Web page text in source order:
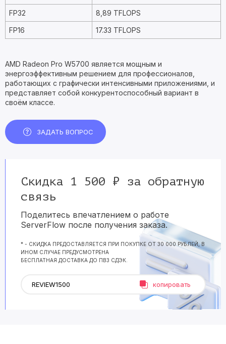
FP32
8,89 TFLOPS
FP16
17.33 TFLOPS
AMD Radeon Pro W5700 является мощным и
энергоэффективным решением для профессионалов,
работающих с графически интенсивными приложениями, и
представляет собой конкурентоспособный вариант в
своём классе.
ЗАДАТЬ ВОПРОС
Скидка 1 500 ₽ за обратную
связь
Поделитесь впечатлением о работе
ServerFlow после получения заказа.
* - СКИДКА ПРЕДОСТАВЛЯЕТСЯ ПРИ ПОКУПКЕ ОТ 30 000 РУБЛЕЙ, В
ИНОМ СЛУЧАЕ ПРЕДУСМОТРЕНА
БЕСПЛАТНАЯ ДОСТАВКА ДО ПВЗ СДЭК.
копировать